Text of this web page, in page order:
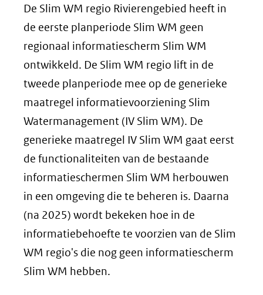
De Slim WM regio Rivierengebied heeft in
de eerste planperiode Slim WM geen
regionaal informatiescherm Slim WM
ontwikkeld. De Slim WM regio lift in de
tweede planperiode mee op de generieke
maatregel informatievoorziening Slim
Watermanagement (IV Slim WM). De
generieke maatregel IV Slim WM gaat eerst
de functionaliteiten van de bestaande
informatieschermen Slim WM herbouwen
in een omgeving die te beheren is. Daarna
(na 2025) wordt bekeken hoe in de
informatiebehoefte te voorzien van de Slim
WM regio's die nog geen informatiescherm
Slim WM hebben.